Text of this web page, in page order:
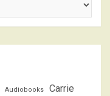
Audiobooks Carrie